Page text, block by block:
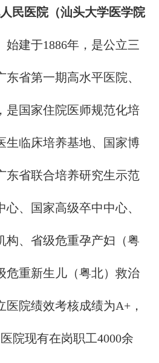
民医院（汕头大学医学院
始建于1886年，是公立三
省第一期高水平医院、
是国家住院医师规范化培
生临床培养基地、国家博
东省联合培养研究生示范
、国家高级卒中中心、
构、省级危重孕产妇（粤
危重新生儿（粤北）救治
医院绩效考核成绩为A+，
院现有在岗职工4000余